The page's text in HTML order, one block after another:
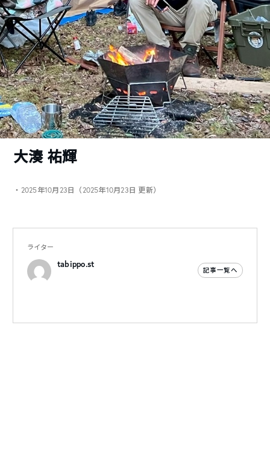
大湊 祐輝
・2025年10月23日（2025年10月23日 更新）
ライター
tabippo.st
記事一覧へ